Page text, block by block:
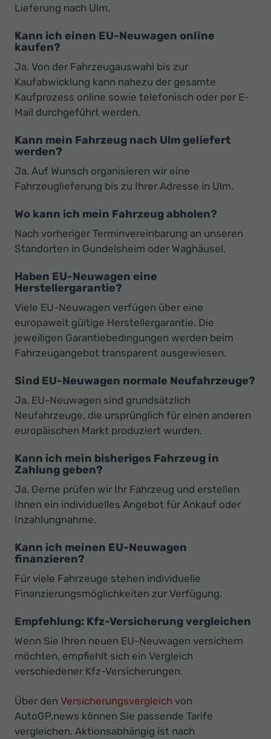
Lieferung nach Ulm.
Kann ich einen EU-Neuwagen online
kaufen?
Ja. Von der Fahrzeugauswahl bis zur
Kaufabwicklung kann nahezu der gesamte
Kaufprozess online sowie telefonisch oder per E-
Mail durchgeführt werden.
Kann mein Fahrzeug nach Ulm geliefert
werden?
Ja. Auf Wunsch organisieren wir eine
Fahrzeuglieferung bis zu Ihrer Adresse in Ulm.
Wo kann ich mein Fahrzeug abholen?
Nach vorheriger Terminvereinbarung an unseren
Standorten in Gundelsheim oder Waghäusel.
Haben EU-Neuwagen eine
Herstellergarantie?
Viele EU-Neuwagen verfügen über eine
europaweit gültige Herstellergarantie. Die
jeweiligen Garantiebedingungen werden beim
Fahrzeugangebot transparent ausgewiesen.
Sind EU-Neuwagen normale Neufahrzeuge?
Ja. EU-Neuwagen sind grundsätzlich
Neufahrzeuge, die ursprünglich für einen anderen
europäischen Markt produziert wurden.
Kann ich mein bisheriges Fahrzeug in
Zahlung geben?
Ja. Gerne prüfen wir Ihr Fahrzeug und erstellen
Ihnen ein individuelles Angebot für Ankauf oder
Inzahlungnahme.
Kann ich meinen EU-Neuwagen
finanzieren?
Für viele Fahrzeuge stehen individuelle
Finanzierungsmöglichkeiten zur Verfügung.
Empfehlung: Kfz-Versicherung vergleichen
Wenn Sie Ihren neuen EU-Neuwagen versichern
möchten, empfiehlt sich ein Vergleich
verschiedener Kfz-Versicherungen.
Über den Versicherungsvergleich von
AutoGP.news können Sie passende Tarife
vergleichen. Aktionsabhängig ist nach